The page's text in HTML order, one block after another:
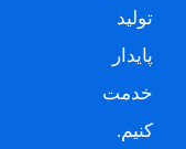
تولید
پایدار
خدمت
کنیم.